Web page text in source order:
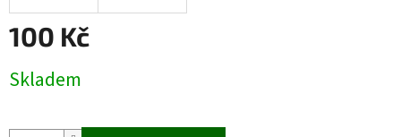
100 Kč
cena:
Skladem